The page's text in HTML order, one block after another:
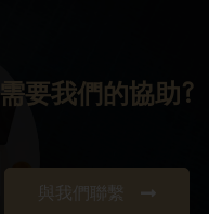
需要我們的協助?
與我們聯繫